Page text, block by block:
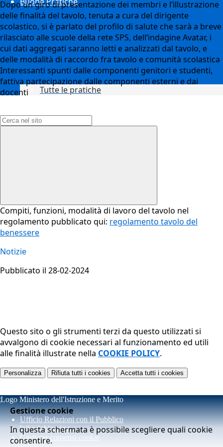
Tutte le pratiche
Dopo un giro di presentazione dei membri e l’illustrazione
delle finalità del tavolo, tenuta a cura del dirigente
scolastico, si è parlato del profilo di salute che sarà a breve
rilasciato alle scuole della rete SPS, dell’indagine Avatar, i
cui dati aggregati saranno letti e analizzati dal tavolo, e
delle modalità di raccordo fra tavolo e comunità scolastica
Interessanti spunti dalle componenti genitori e studenti,
fattiva partecipazione dalle componenti esterni e dai
docenti
Compiti, funzioni, modalità di lavoro del tavolo nel
regolamento pubblicato qui: regolamento tavolo del
benessere
Notizie
Pubblicato il 28-02-2024
Questo sito o gli strumenti terzi da questo utilizzati si
avvalgono di cookie necessari al funzionamento ed utili
alle finalità illustrate nella COOKIE POLICY.
Personalizza Rifiuta tutti i cookies Accetta tutti i cookies
Gestione cookie
In questa schermata è possibile scegliere quali cookie
consentire.
Ufficio Relazioni con il Pubblico
Whistleblowing
Gestione consensi cookie